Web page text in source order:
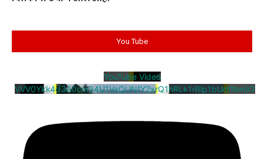
You Tube
YouTube Video
VVV0Ykk4d3A0cm94U1VaQUNfY2xrQ1hRLk1rRlp1bUdfNm93